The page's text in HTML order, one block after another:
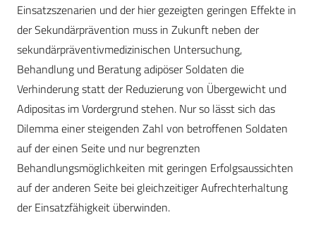
Einsatzszenarien und der hier gezeigten geringen Effekte in
der Sekundärprävention muss in Zukunft neben der
sekundärpräventivmedizinischen Untersuchung,
Behandlung und Beratung adipöser Soldaten die
Verhinderung statt der Reduzierung von Übergewicht und
Adipositas im Vordergrund stehen. Nur so lässt sich das
Dilemma einer steigenden Zahl von betroffenen Soldaten
auf der einen Seite und nur begrenzten
Behandlungsmöglichkeiten mit geringen Erfolgsaussichten
auf der anderen Seite bei gleichzeitiger Aufrechterhaltung
der Einsatzfähigkeit überwinden.